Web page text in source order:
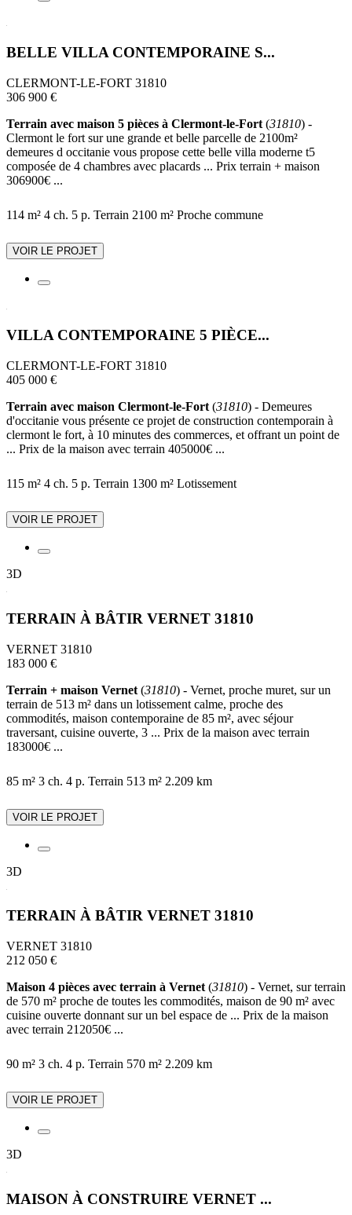
BELLE VILLA CONTEMPORAINE S...
CLERMONT-LE-FORT 31810
306 900 €
Terrain avec maison 5 pièces à Clermont-le-Fort (31810) -
Clermont le fort sur une grande et belle parcelle de 2100m²
demeures d occitanie vous propose cette belle villa moderne t5
composée de 4 chambres avec placards ... Prix terrain + maison
306900€ ...
114 m² 4 ch. 5 p. Terrain 2100 m² Proche commune
VOIR LE PROJET
VILLA CONTEMPORAINE 5 PIÈCE...
CLERMONT-LE-FORT 31810
405 000 €
Terrain avec maison Clermont-le-Fort (31810) - Demeures
d'occitanie vous présente ce projet de construction contemporain à
clermont le fort, à 10 minutes des commerces, et offrant un point de
... Prix de la maison avec terrain 405000€ ...
115 m² 4 ch. 5 p. Terrain 1300 m² Lotissement
VOIR LE PROJET
3D
TERRAIN À BÂTIR VERNET 31810
VERNET 31810
183 000 €
Terrain + maison Vernet (31810) - Vernet, proche muret, sur un
terrain de 513 m² dans un lotissement calme, proche des
commodités, maison contemporaine de 85 m², avec séjour
traversant, cuisine ouverte, 3 ... Prix de la maison avec terrain
183000€ ...
85 m² 3 ch. 4 p. Terrain 513 m² 2.209 km
VOIR LE PROJET
3D
TERRAIN À BÂTIR VERNET 31810
VERNET 31810
212 050 €
Maison 4 pièces avec terrain à Vernet (31810) - Vernet, sur terrain
de 570 m² proche de toutes les commodités, maison de 90 m² avec
cuisine ouverte donnant sur un bel espace de ... Prix de la maison
avec terrain 212050€ ...
90 m² 3 ch. 4 p. Terrain 570 m² 2.209 km
VOIR LE PROJET
3D
MAISON À CONSTRUIRE VERNET ...